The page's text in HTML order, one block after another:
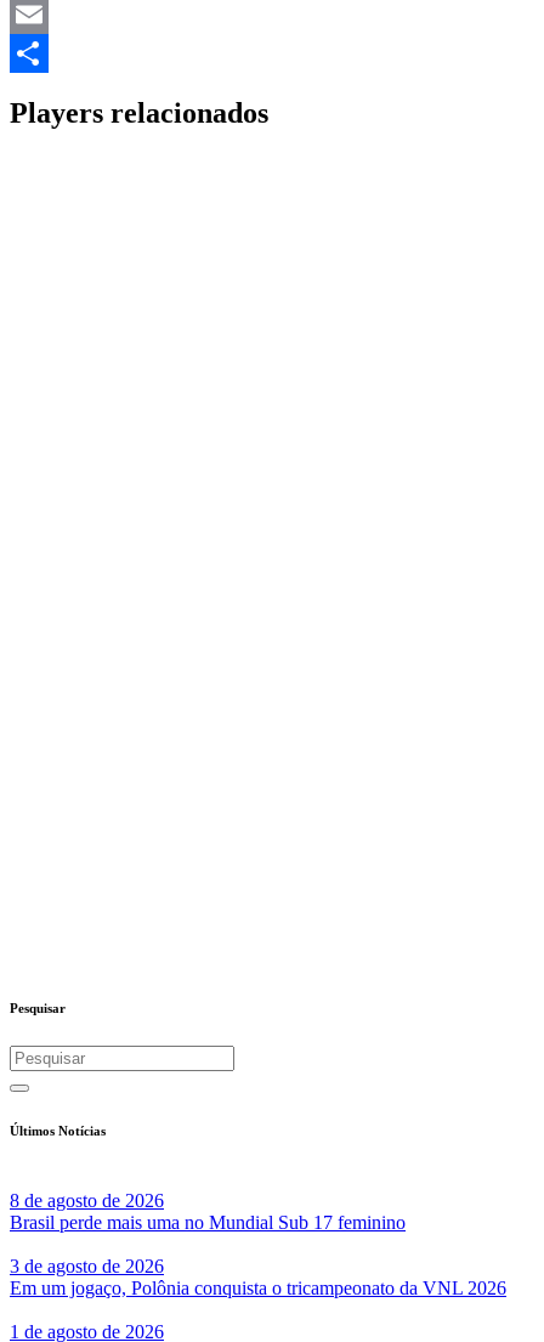
Mastodon
Email
Players relacionados
Pesquisar
Últimos Notícias
8 de agosto de 2026
Brasil perde mais uma no Mundial Sub 17 feminino
3 de agosto de 2026
Em um jogaço, Polônia conquista o tricampeonato da VNL 2026
1 de agosto de 2026